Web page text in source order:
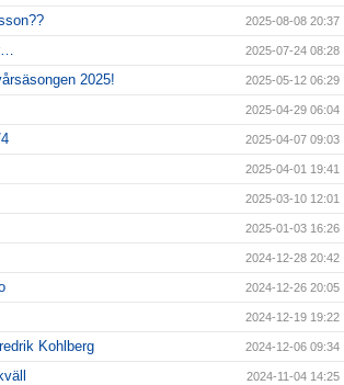
2025-08-08 20:37
2025-07-24 08:28
2025! 2025-05-12 06:29
2025-04-29 06:04
2025-04-07 09:03
2025-04-01 19:41
2025-03-10 12:01
2025-01-03 16:26
2024-12-28 20:42
2024-12-26 20:05
2024-12-19 19:22
Kohlberg 2024-12-06 09:34
2024-11-04 14:25